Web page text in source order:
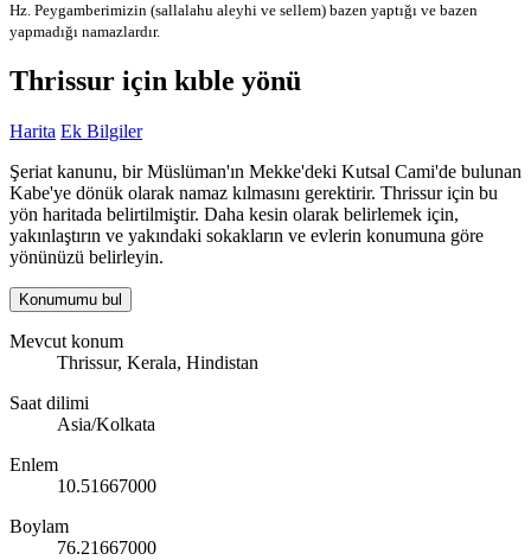
Hz. Peygamberimizin (sallalahu aleyhi ve sellem) bazen yaptığı ve bazen
yapmadığı namazlardır.
Thrissur için kıble yönü
Harita Ek Bilgiler
Şeriat kanunu, bir Müslüman'ın Mekke'deki Kutsal Cami'de bulunan
Kabe'ye dönük olarak namaz kılmasını gerektirir. Thrissur için bu
yön haritada belirtilmiştir. Daha kesin olarak belirlemek için,
yakınlaştırın ve yakındaki sokakların ve evlerin konumuna göre
yönünüzü belirleyin.
Konumumu bul
Mevcut konum
Thrissur, Kerala, Hindistan
Saat dilimi
Asia/Kolkata
Enlem
10.51667000
Boylam
76.21667000